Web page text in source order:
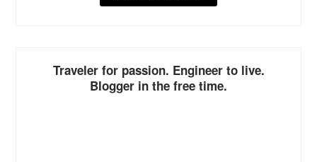
Traveler for passion. Engineer to live.
Blogger in the free time.